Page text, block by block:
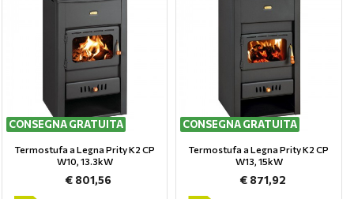
CONSEGNA GRATUITA
Termostufa a Legna Prity K2 CP
W10, 13.3kW
€ 801,56
CONSEGNA GRATUITA
Termostufa a Legna Prity K2 CP
W13, 15kW
€ 871,92